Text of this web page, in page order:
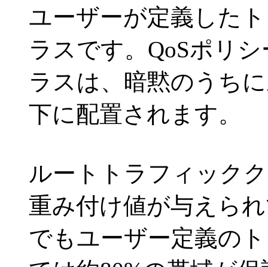
ユーザーが定義した
ラスです。QoSポリ
ラスは、暗黙のうち
下に配置されます。
ルートトラフィック
重み付け値が与えら
でもユーザー定義の